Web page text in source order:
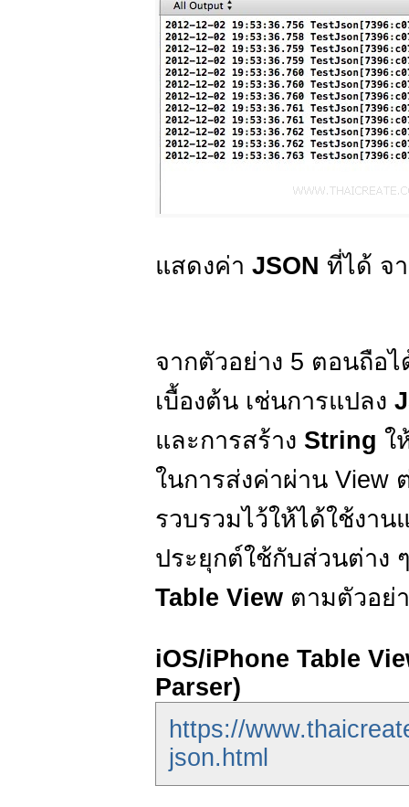
แสดงค่า JSON ที่ได้ จ
จากตัวอย่าง 5 ตอนถือ
เบื้องต้น เช่นการแปลง
และการสร้าง String ใ
ในการส่งค่าผ่าน View
รวบรวมไว้ให้ได้ใช้งาน
ประยุกต์ใช้กับส่วนต่าง
Table Viewตามตัวอย่
iOS/iPhone Table
Parser)
https://
json.html